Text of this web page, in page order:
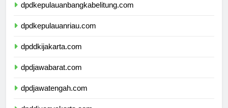
dpdkepulauanbangkabelitung.com
dpdkepulauanriau.com
dpddkijakarta.com
dpdjawabarat.com
dpdjawatengah.com